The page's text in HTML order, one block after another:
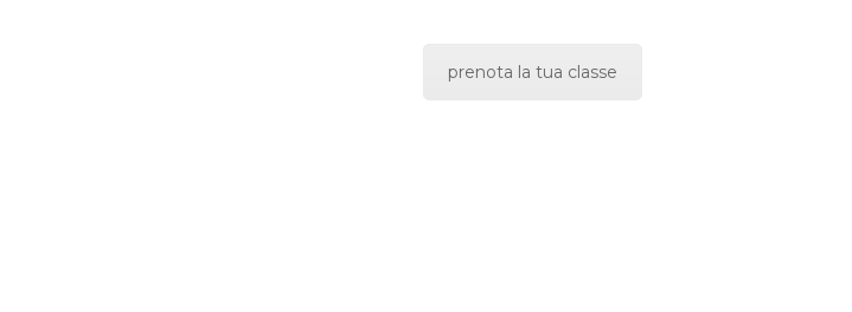
prenota la tua classe